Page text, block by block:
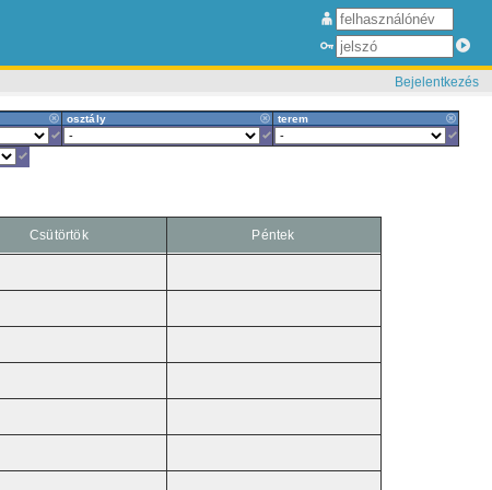
Bejelentkezés
osztály terem
Csütörtök Péntek